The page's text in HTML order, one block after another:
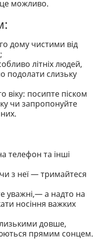
можливо.
дому чистими від
літніх людей,
подолати слизьку
віку: посипте піском
чи запропонуйте
телефон та інші
з неї — тримайтеся
уважні,— а надто на
носіння важких
довше,
прямим сонцем.